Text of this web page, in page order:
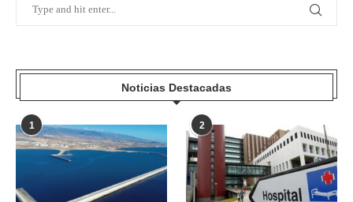
Noticias Destacadas
1 2